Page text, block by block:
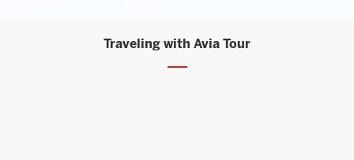
Traveling with Avia Tour